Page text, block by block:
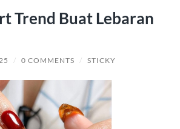
Trend Buat Lebaran
/ 0 COMMENTS / STICKY